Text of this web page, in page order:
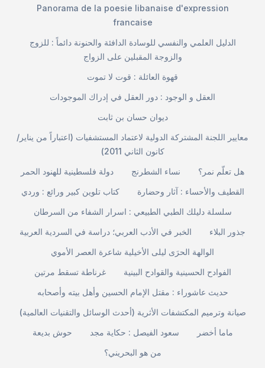
Panorama de la poesie libanaise d'expression
francaise
الدليل العلمي والنفسي للوسادة الدافئة والحنونة دائماً : للزوج
والزوجة المقبلين على الزواج
قهوة العائلة : قوت لا تموت
العقل و الوجود : دور العقل في إدراك الموجودات
ديوان حسان بن ثابت
معايير اللجنة المشتركة الدولية لاعتماد المستشفيات (اعتباراً من يناير/
كانون الثاني 2011)
دولة فلسطينية للهنود الحمر
نساء الشطرنج
هل تعلّم نمر؟
كتاب تلوين كبير ورائع : وردي
القطيف والأحساء : آثار وحضارة
سلسلة دليلك الطبي الطبيعي : اسرار الشفاء من السرطان
الخبر في الأدب العربي؛ دراسة في السردية العربية
جذور البلاء
الوالهة الحرَى ليلى الأخيلية شاعرة العصر الأموي
غرناطة تسقط مرتين
الفوادح الحسينية والقوادح البينية
حديث عاشوراء : مقتل الإمام الحسين وأهل بيته وأصحابه
صيانة وترميم المكتشفات الأثرية (أحدث الوسائل والتقنيات العالمية)
حوش بديعة
سعود الفيصل : حكاية مجد
ماما أخضر
من هو البحريني؟